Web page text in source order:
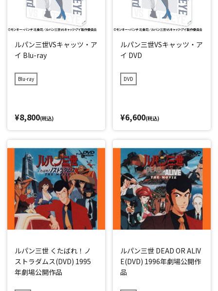
ルパン三世VSキャッツ・ア
イ Blu-ray
Blu-ray
¥8,800(税込)
ルパン三世VSキャッツ・ア
イ DVD
DVD
¥6,600(税込)
ルパン三世 くたばれ！ノ
ストラダムス(DVD) 1995
年劇場公開作品
ルパン三世 DEAD OR ALIV
E(DVD) 1996年劇場公開作
品